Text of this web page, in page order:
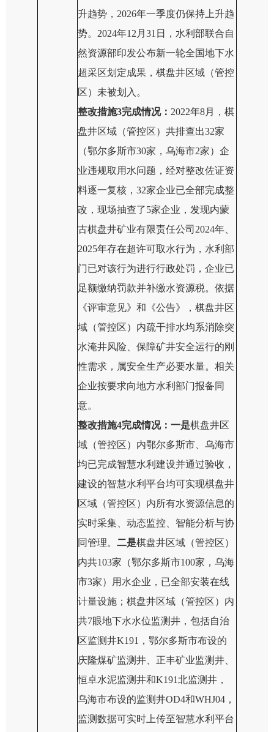
升趋势 ， 2026年一季度仍保持上升趋
势。 2024年12月31日，水利部联合自
然资源部印发公布新一轮全国地下水
超采区划定成果， 棋盘井区域（管控
区）未被划入。
整改措施3完成情况： 2022年8月， 棋
盘井区域（管控区） 共排查出32家
（鄂尔多斯市30家，乌海市2家）企
业违规取用水问题，经对整改佐证资
料逐一复核， 32家企业已全部完成整
改，现场抽查了5家企业，发现内蒙
古棋盘井矿业有限责任公司2024年
2025年存在超许可取水行为，水利部
门已对该行为进行行政处罚，企业已
足额缴纳罚款并补缴水资源税。 依据
《评审意见》和 《公告》，棋盘井区
域（管控区）内疏干排水均系消除突
水淹井风险、保障矿井安全运行的刚
性需求，属安全生产必要水量。相关
企业按要求向地方水利部门报备同
意。
整改措施4完成情况：一是棋盘井区
域（管控区） 内鄂尔多斯市、乌海市
均已完成智慧水利建设并通过验收，
建设的智慧水利平台均可实现棋盘井
区域（管控区） 内所有水资源信息的
实时采集、动态监控、智能分析与协
同管理。 二是棋盘井区域（管控区）
内共103家（鄂尔多斯市100家，乌海
市3家）用水企业，已全部安装在线
计量设施； 棋盘井区域（管控区） 内
共7眼地下水水位监测井，包括自治
区监测井K191 ， 鄂尔多斯市布设的
庆隆煤矿监测井、正丰矿业监测井、
恒卓水泥监测井和K191北监测井 ，
乌海市布设的监测井OD4和WHJ04 ，
监测数据可实时上传至智慧水利平台